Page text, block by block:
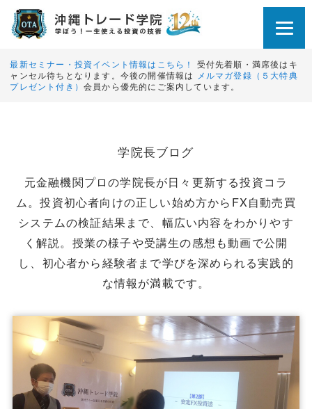
最新セミナー・投資イベント情報はこちら！
受付先着順・満席後はキ
ャンセル待ちとなります。今後の開催情報は メルマガ登録（５大特典
プレゼント付き）会員から優先的にご案内しています。
学院長ブログ
元金融機関プロの学院長が日々更新する投資コラ
ム。投資初心者向けの正しい始め方からFX自動売買
システムの検証結果まで、幅広い内容をわかりやす
く解説。授業の様子や受講生の感想も動画で公開
し、初心者から経験者まで学びを深められる実践的
な情報が満載です。